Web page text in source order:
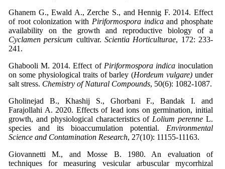
Ghanem G., Ewald A., Zerche S., and Hennig F. 2014. Effect
of root colonization with Piriformospora indicaand phosphate
availability on the growth and reproductive biology of a
Cyclamen persicum cultivar.Scientia Horticulturae, 172: 233-
Ghabooli M. 2014. Effect of Piriformospora indicainoculation
on some physiological traits of barley (Hordeum vulgare) under
salt stress. Chemistry of Natural Compounds
Gholinejad B., Khashij S., Ghorbani F., Bandak I. and
Farajollahi A. 2020. Effects of lead ions on germination, initial
growth, and physiological characteristics of Lolium perenne L.
species and its bioaccumulation potential. Environmental
Science and Contamination Research
Giovannetti M., and Mosse B. 1980. An evaluation of
techniques for measuring vesicular arbuscular mycorrhizal